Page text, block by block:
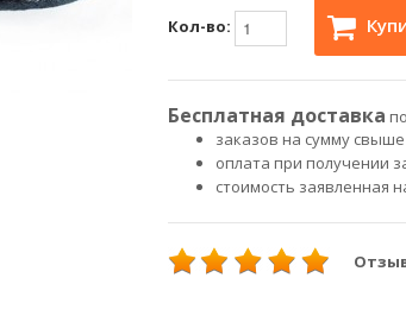
Кол-во:
Бесплатная доставка
заказов на сумму свыше
оплата при получении
стоимость заявленная